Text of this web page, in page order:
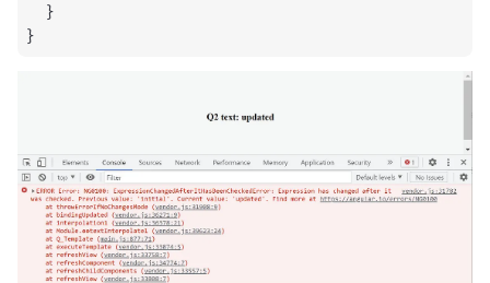
}
}